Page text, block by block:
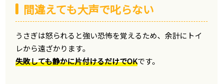
間違えても大声で叱らない
うさぎは怒られると強い恐怖を覚えるため、余計にトイ
レから遠ざかります。
失敗しても静かに片付けるだけでOKです。